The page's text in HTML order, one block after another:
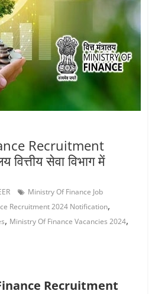
Recruitment
वित्तीय सेवा विभाग में
Ministry Of Finance Job
Recruitment 2024 Notification,
, Ministry Of Finance Vacancies 2024,
Recruitment